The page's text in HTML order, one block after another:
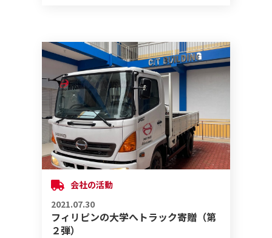
会社の活動
2021.07.30
フィリピンの大学へトラック寄贈（第
２弾）